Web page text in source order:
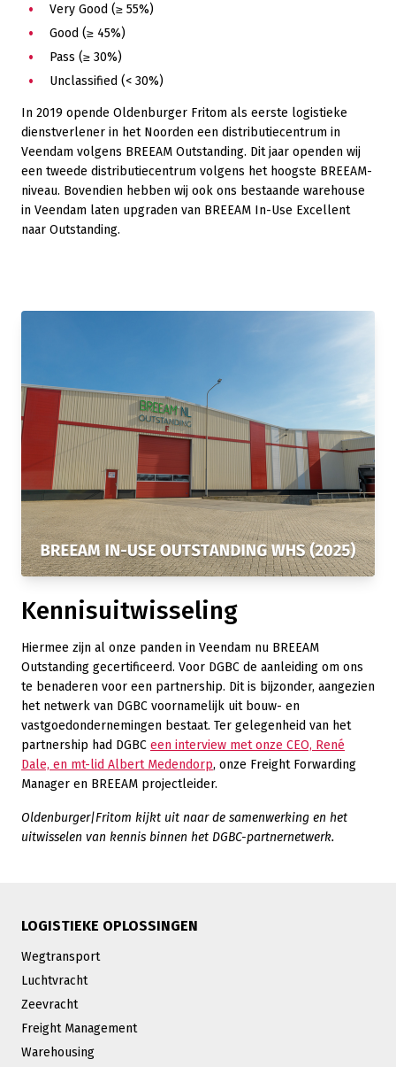
Very Good (≥ 55%)
Good (≥ 45%)
Pass (≥ 30%)
Unclassified (< 30%)
In 2019 opende Oldenburger Fritom als eerste logistieke
dienstverlener in het Noorden een distributiecentrum in
Veendam volgens BREEAM Outstanding. Dit jaar openden wij
een tweede distributiecentrum volgens het hoogste BREEAM-
niveau. Bovendien hebben wij ook ons bestaande warehouse
in Veendam laten upgraden van BREEAM In-Use Excellent
naar Outstanding.
Kennisuitwisseling
Hiermee zijn al onze panden in Veendam nu BREEAM
Outstanding gecertificeerd. Voor DGBC de aanleiding om ons
te benaderen voor een partnership. Dit is bijzonder, aangezien
het netwerk van DGBC voornamelijk uit bouw- en
vastgoedondernemingen bestaat. Ter gelegenheid van het
partnership had DGBC een interview met onze CEO, René
Dale, en mt-lid Albert Medendorp, onze Freight Forwarding
Manager en BREEAM projectleider.
Oldenburger|Fritom kijkt uit naar de samenwerking en het
uitwisselen van kennis binnen het DGBC-partnernetwerk.
LOGISTIEKE OPLOSSINGEN
Wegtransport
Luchtvracht
Zeevracht
Freight Management
Warehousing